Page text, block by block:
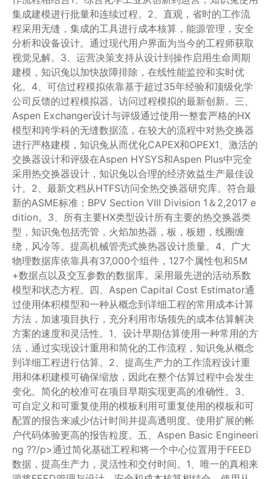
集成建模进行批量和连续过程。2、直观，省时的工作流
程采用无缝，集成的工具进行成本核算，能源管理，安全
分析和设备设计。通过现代用户界面为当今的工程师获取
视觉见解。3、运营决策支持从设计到操作启用生命周期
建模，知识兔以加快故障排除，在线性能监控和实时优
化。4、可信过程模拟依靠基于超过35年经验和顶级化学
公司反馈的过程模拟器。访问过程模拟的最新创新。三、
Aspen Exchanger设计与评级通过使用一整套严格的HX
模型和跨学科的无缝数据流，在较大的流程中对热交换器
进行严格建模，知识兔从而优化CAPEX和OPEX1、激活的
交换器设计和评级在Aspen HYSYS和Aspen Plus中完全
采用热交换器设计，知识兔以合理的经济效益生产最佳设
计。2、最新文档从HTFS访问全热交换器研究库。符合最
新的ASME标准：BPV Section VIII Division 1＆2,2017 e
dition。3、所有主要HX类型设计所有主要的热交换器类
型，知识兔包括壳管，火焰加热器，板，板翅，线圈缠
绕，风冷等。提高机械管壳式换热器设计质量。4、广大
物理数据库依靠具有37,000个组件，127个属性包和5M
+数据点以及交互参数的数据库。采用最先进的活动系数
模型和状态方程。四、Aspen Capital Cost Estimator通
过使用体积模型和一种从概念到详细工程的常用成本计算
方法，加速项目执行，充分利用市场领先的成本估算解决
方案的速度和灵活性。1、设计早期估算使用一种常用的方
法，通过实现设计重用和简化的工作流程，知识兔从概念
到详细工程进行估算。2、提高生产力的工作流程设计重
用和体积建模可确保缩放，因此在整个估算过程中会发生
变化。简化的校准可在项目早期实现更高的准确性。3、
可自定义和可重复使用的模板利用可重复使用的模板和可
配置的报告来减少估计时间并提高透明度。使用扩展的帐
户代码体验更高的报告粒度。五、Aspen Basic Engineeri
ng ??/p>通过简化基础工程和将一个中心位置用于FEED
数据，提高生产力，灵活性和交付时间。1、唯一的真相来